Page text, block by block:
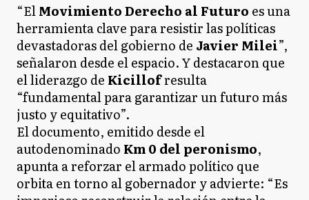
“ElMovimiento Derecho al Futuro es una
herramienta clave para resistir las políticas
devastadoras del gobierno de Javier Milei”,
señalaron desde el espacio. Y destacaron que
el liderazgo de Kicillofresulta
“fundamental para garantizar un futuro más
justo y equitativo”.
El documento, emitido desde el
autodenominado Km 0 del peronismo,
apunta a reforzar el armado político que
orbita en torno al gobernador y advierte: “Es